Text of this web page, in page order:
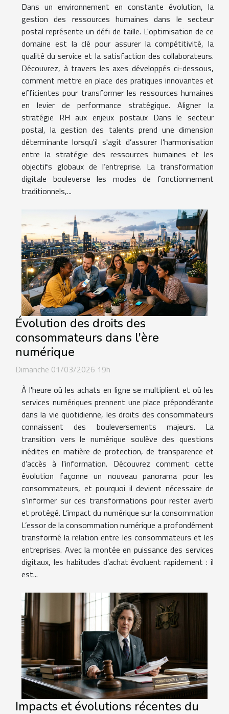
Dans un environnement en constante évolution, la
gestion des ressources humaines dans le secteur
postal représente un défi de taille. L'optimisation de ce
domaine est la clé pour assurer la compétitivité, la
qualité du service et la satisfaction des collaborateurs.
Découvrez, à travers les axes développés ci-dessous,
comment mettre en place des pratiques innovantes et
efficientes pour transformer les ressources humaines
en levier de performance stratégique. Aligner la
stratégie RH aux enjeux postaux Dans le secteur
postal, la gestion des talents prend une dimension
déterminante lorsqu'il s'agit d’assurer l’harmonisation
entre la stratégie des ressources humaines et les
objectifs globaux de l’entreprise. La transformation
digitale bouleverse les modes de fonctionnement
traditionnels,...
Évolution des droits des
consommateurs dans l'ère
numérique
Dimanche 01/03/2026 19h
À l'heure où les achats en ligne se multiplient et où les
services numériques prennent une place prépondérante
dans la vie quotidienne, les droits des consommateurs
connaissent des bouleversements majeurs. La
transition vers le numérique soulève des questions
inédites en matière de protection, de transparence et
d'accès à l'information. Découvrez comment cette
évolution façonne un nouveau panorama pour les
consommateurs, et pourquoi il devient nécessaire de
s'informer sur ces transformations pour rester averti
et protégé. L’impact du numérique sur la consommation
L’essor de la consommation numérique a profondément
transformé la relation entre les consommateurs et les
entreprises. Avec la montée en puissance des services
digitaux, les habitudes d’achat évoluent rapidement : il
est...
Impacts et évolutions récentes du